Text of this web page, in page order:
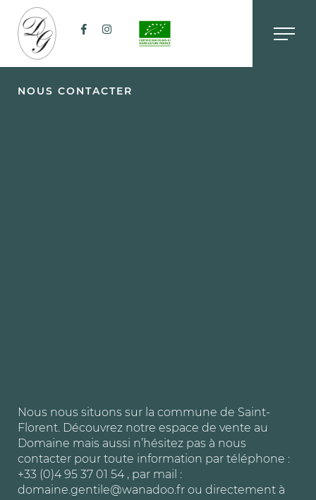
NOUS CONTACTER
Nous nous situons sur la commune de Saint-
Florent. Découvrez notre espace de vente au
Domaine mais aussi n’hésitez pas à nous
contacter pour toute information par téléphone :
+33 (0)4 95 37 01 54 , par mail :
domaine.gentile@wanadoo.fr ou directement à